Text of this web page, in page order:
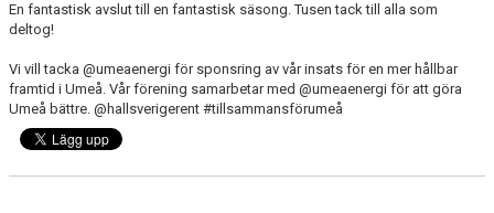
En fantastisk avslut till en fantastisk säsong. Tusen tack till alla som
deltog!
Vi vill tacka @umeaenergi för sponsring av vår insats för en mer hållbar
framtid i Umeå. Vår förening samarbetar med @umeaenergi för att göra
Umeå bättre. @hallsverigerent #tillsammansförumeå